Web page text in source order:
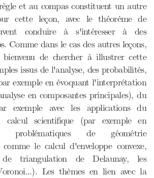
et au compas constituent un autre
cette leçon, avec le théorème de
conduire à s'intéresser à des
Comme dans le cas des autres leçons,
de chercher à illustrer cette
issus de l'analyse, des probabilités,
exemple en évoquant l'interprétation
en composantes principales), du
exemple avec les applications du
scientifique (par exemple en
problématiques de géométrie
le calcul d'enveloppe convexe,
triangulation de Delaunay, les
Les thèmes en lien avec la